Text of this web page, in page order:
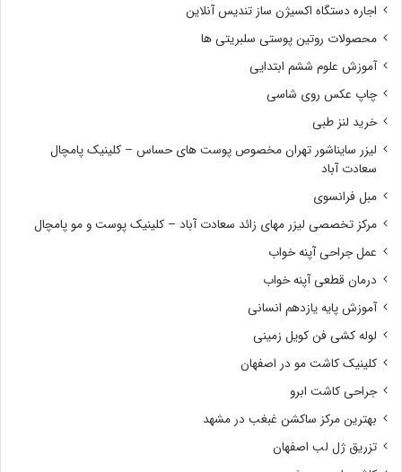
اجاره دستگاه اکسیژن ساز تندیس آنلاین
محصولات روتین پوستی سلبریتی ها
آموزش علوم ششم ابتدایی
چاپ عکس روی شاسی
خرید لنز طبی
لیزر سایناشور تهران مخصوص پوست های حساس – کلینیک پامچال
سعادت آباد
مبل فرانسوی
مرکز تخصصی لیزر مهای زائد سعادت آباد – کلینیک پوست و مو پامچال
عمل جراحی آپنه خواب
درمان قطعی آپنه خواب
آموزش پایه یازدهم انسانی
لوله کشی فن کویل زمینی
کلینیک کاشت مو در اصفهان
جراحی کاشت ابرو
بهترین مرکز ساکشن غبغب در مشهد
تزریق ژل لب اصفهان